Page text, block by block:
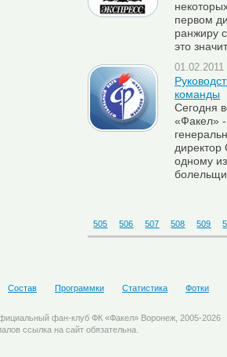
первом
ранжиру
это
команды
Сегодня
«Факел» -
директор
одному
505 506 507 508 509
Состав Программки Статистика Фотки
фан-клуб ФК «Факел» Воронеж, 2005-2026
ссылка на сайт обязательна.